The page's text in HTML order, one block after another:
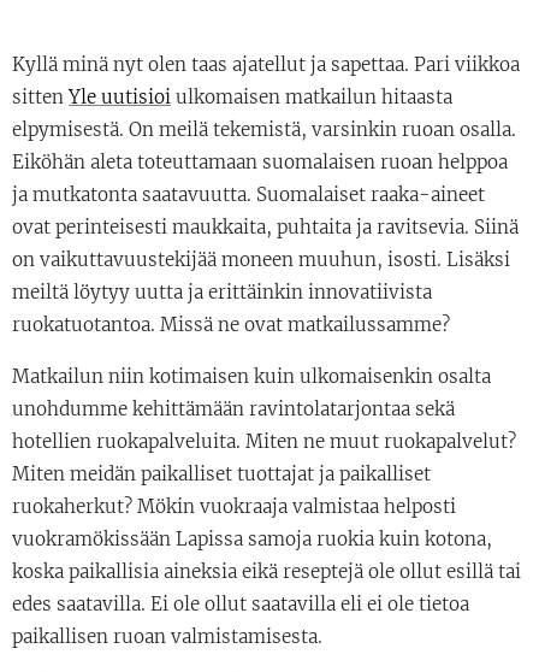
Kyllä minä nyt olen taas ajatellut ja sapettaa. Pari viikkoa
sittenYle uutisioi ulkomaisen matkailun hitaasta
elpymisestä. On meilä tekemistä, varsinkin ruoan osalla.
Eiköhän aleta toteuttamaan suomalaisen ruoan helppoa
ja mutkatonta saatavuutta. Suomalaiset raaka-aineet
ovat perinteisesti maukkaita, puhtaita ja ravitsevia. Siinä
on vaikuttavuustekijää moneen muuhun, isosti. Lisäksi
meiltä löytyy uutta ja erittäinkin innovatiivista
ruokatuotantoa. Missä ne ovat matkailussamme?
Matkailun niin kotimaisen kuin ulkomaisenkin osalta
unohdumme kehittämään ravintolatarjontaa sekä
hotellien ruokapalveluita. Miten ne muut ruokapalvelut?
Miten meidän paikalliset tuottajat ja paikalliset
ruokaherkut? Mökin vuokraaja valmistaa helposti
vuokramökissään Lapissa samoja ruokia kuin kotona,
koska paikallisia aineksia eikä reseptejä ole ollut esillä tai
edes saatavilla. Ei ole ollut saatavilla eli ei ole tietoa
paikallisen ruoan valmistamisesta.